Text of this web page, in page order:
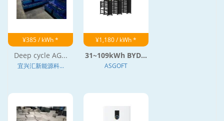
¥385 / kWh *
Deep cycle AG...
宜兴汇新能源科...
¥1,180 / kWh *
31~109kWh BYD...
ASGOFT